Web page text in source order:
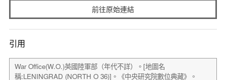
前往原始連結
引用